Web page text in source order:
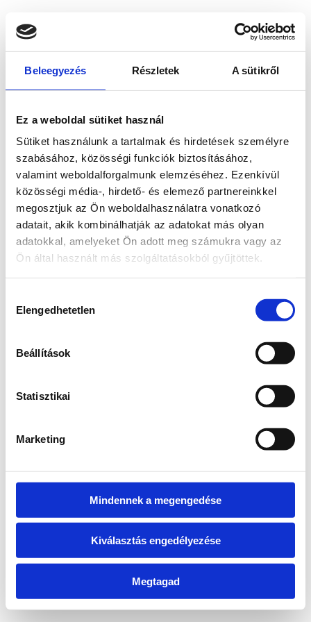
Beleegyezés Részletek A sütikről
Ez a weboldal sütiket használ
Sütiket használunk a tartalmak és hirdetések személyre
szabásához, közösségi funkciók biztosításához,
valamint weboldalforgalmunk elemzéséhez. Ezenkívül
közösségi média-, hirdető- és elemező partnereinkkel
megosztjuk az Ön weboldalhasználatra vonatkozó
adatait, akik kombinálhatják az adatokat más olyan
adatokkal, amelyeket Ön adott meg számukra vagy az
Ön által használt más szolgáltatásokból gyűjtöttek.
kiválasztása
Elengedhetetlen
Beállítások
Statisztikai
Marketing
Mindennek a megengedése
Kiválasztás engedélyezése
Megtagad
loadingwww.bicapp.hu
(see the browser console for more